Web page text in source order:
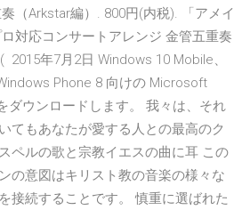
（Arkstar編）. 800円(内税). 「アメイ
対応コンサートアレンジ 金管五重奏
2015年7月2日 Windows 10 Mobile、
Phone 8 向けの Microsoft
ダウンロードします。 我々は、それ
てもあなたが愛する人との最高のク
ペルの歌と宗教イエスの曲に耳 この
の意図はキリスト教の音楽の様々な
接続することです。 慎重に選ばれた